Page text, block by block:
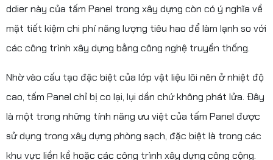
ddier này của tấm Panel trong xây dựng còn có ý nghĩa về
mặt tiết kiệm chi phí năng lượng tiêu hao để làm lạnh so với
các công trình xây dựng bằng công nghệ truyền thống.
Nhờ vào cấu tạo đặc biệt của lớp vật liệu lõi nên ở nhiệt độ
cao, tấm Panel chỉ bị co lại, lụi dần chứ không phát lửa. Đây
là một trong những tính năng ưu việt của tấm Panel được
sử dụng trong xây dựng phòng sạch, đặc biệt là trong các
khu vực liền kề hoặc các công trình xây dựng công cộng.